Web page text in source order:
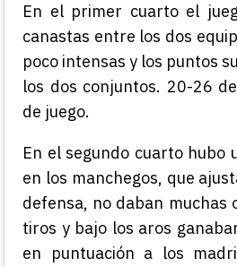
En el primer cuarto el
canastas entre los dos
poco intensas y los puntos
los dos conjuntos. 20-26
de juego.
En el segundo cuarto hubo
en los manchegos, que
defensa, no daban muchas
tiros y bajo los aros
en puntuación a los